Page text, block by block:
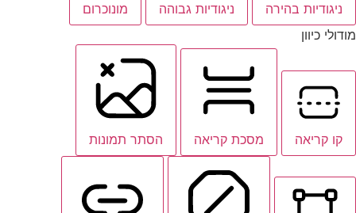
ניגודיות בהירה ניגודיות גבוהה
מונוכרום
מודולי כיוון
קו קריאה מסכת קריאה הסתר תמונות